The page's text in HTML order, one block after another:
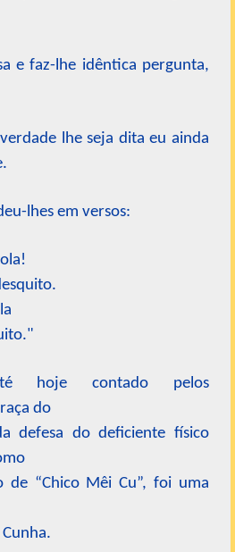
e faz-lhe idêntica pergunta,
lhe seja dita eu ainda
lhes em versos:
hoje contado pelos
do
defesa do deficiente físico
de “Chico Mêi Cu”, foi uma